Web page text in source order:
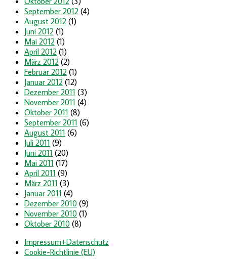
September 2012 (4)
August 2012 (1)
Juni 2012 (1)
Mai 2012 (1)
April 2012 (1)
März 2012 (2)
Februar 2012 (1)
Januar 2012 (12)
Dezember 2011 (3)
November 2011 (4)
Oktober 2011 (8)
September 2011 (6)
August 2011 (6)
Juli 2011 (9)
Juni 2011 (20)
Mai 2011 (17)
April 2011 (9)
März 2011 (3)
Januar 2011 (4)
Dezember 2010 (9)
November 2010 (1)
Oktober 2010 (8)
Impressum+Datenschutz
Cookie-Richtlinie (EU)